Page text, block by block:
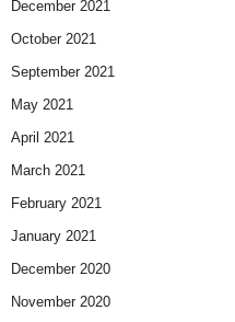
December 2021
October 2021
September 2021
May 2021
April 2021
March 2021
February 2021
January 2021
December 2020
November 2020